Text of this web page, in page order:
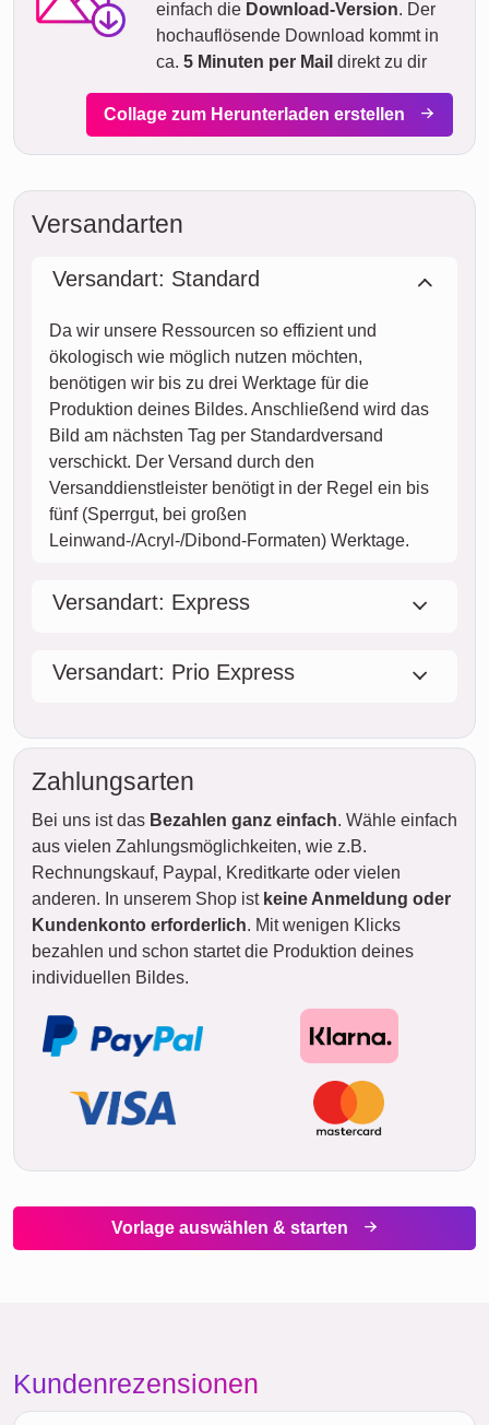
einfach die Download-Version. Der
hochauflösende Download kommt in
ca. 5 Minuten per Mail direkt zu dir
Collage zum Herunterladen erstellen
Versandarten
Versandart: Standard
Da wir unsere Ressourcen so effizient und
ökologisch wie möglich nutzen möchten,
benötigen wir bis zu drei Werktage für die
Produktion deines Bildes. Anschließend wird das
Bild am nächsten Tag per Standardversand
verschickt. Der Versand durch den
Versanddienstleister benötigt in der Regel ein bis
fünf (Sperrgut, bei großen
Leinwand-/Acryl-/Dibond-Formaten) Werktage.
Versandart: Express
Versandart: Prio Express
Zahlungsarten
Bei uns ist das Bezahlen ganz einfach. Wähle einfach
aus vielen Zahlungsmöglichkeiten, wie z.B.
Rechnungskauf, Paypal, Kreditkarte oder vielen
anderen. In unserem Shop ist keine Anmeldung oder
Kundenkonto erforderlich. Mit wenigen Klicks
bezahlen und schon startet die Produktion deines
individuellen Bildes.
Vorlage auswählen & starten
Kundenrezensionen